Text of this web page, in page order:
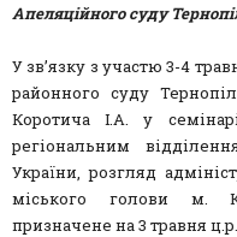
Апеляційного суду
У зв’язку з участю 3-4
районного суду
Коротича І.А. у
регіональним
України, розгляд
міського голови м.
призначене на 3 травня